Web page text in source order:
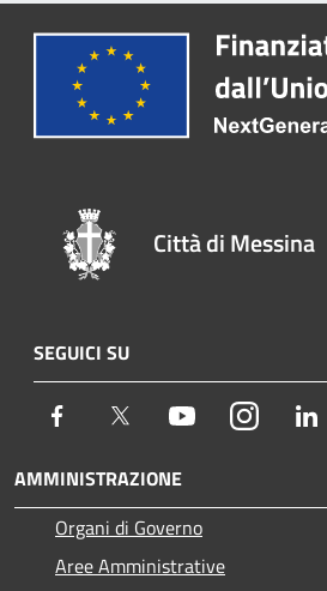
Città di Messina
SEGUICI SU
Facebook Twitter YoutubeInstagram
AMMINISTRAZIONE
Organi di Governo
Aree Amministrative